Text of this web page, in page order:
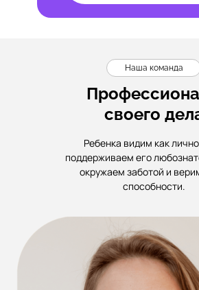
своего
Наша команда
Ребенка видим как
поддерживаем его
окружаем заботой и
способности.